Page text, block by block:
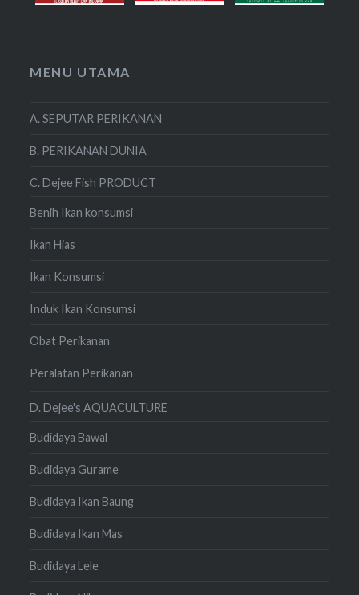
MENU UTAMA
A. SEPUTAR PERIKANAN
B. PERIKANAN DUNIA
C. Dejee Fish PRODUCT
Benih Ikan konsumsi
Ikan Hias
Ikan Konsumsi
Induk Ikan Konsumsi
Obat Perikanan
Peralatan Perikanan
D. Dejee's AQUACULTURE
Budidaya Bawal
Budidaya Gurame
Budidaya Ikan Baung
Budidaya Ikan Mas
Budidaya Lele